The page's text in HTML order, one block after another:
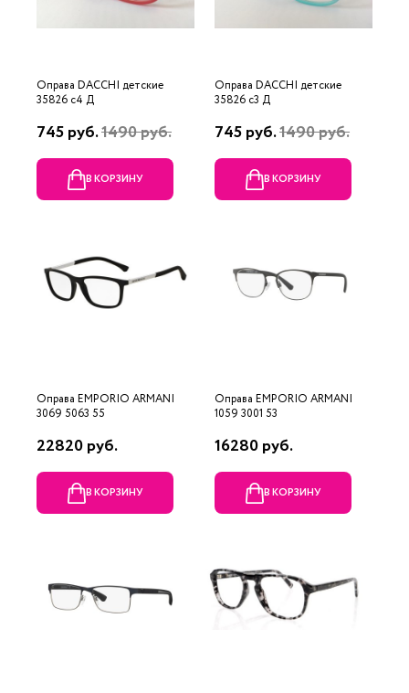
Оправа DACCHI детские
35826 c4 Д
745 руб.1490 руб.
В КОРЗИНУ
Оправа DACCHI детские
35826 c3 Д
745 руб.1490 руб.
В КОРЗИНУ
Оправа EMPORIO ARMANI
3069 5063 55
22820 руб.
В КОРЗИНУ
Оправа EMPORIO ARMANI
1059 3001 53
16280 руб.
В КОРЗИНУ